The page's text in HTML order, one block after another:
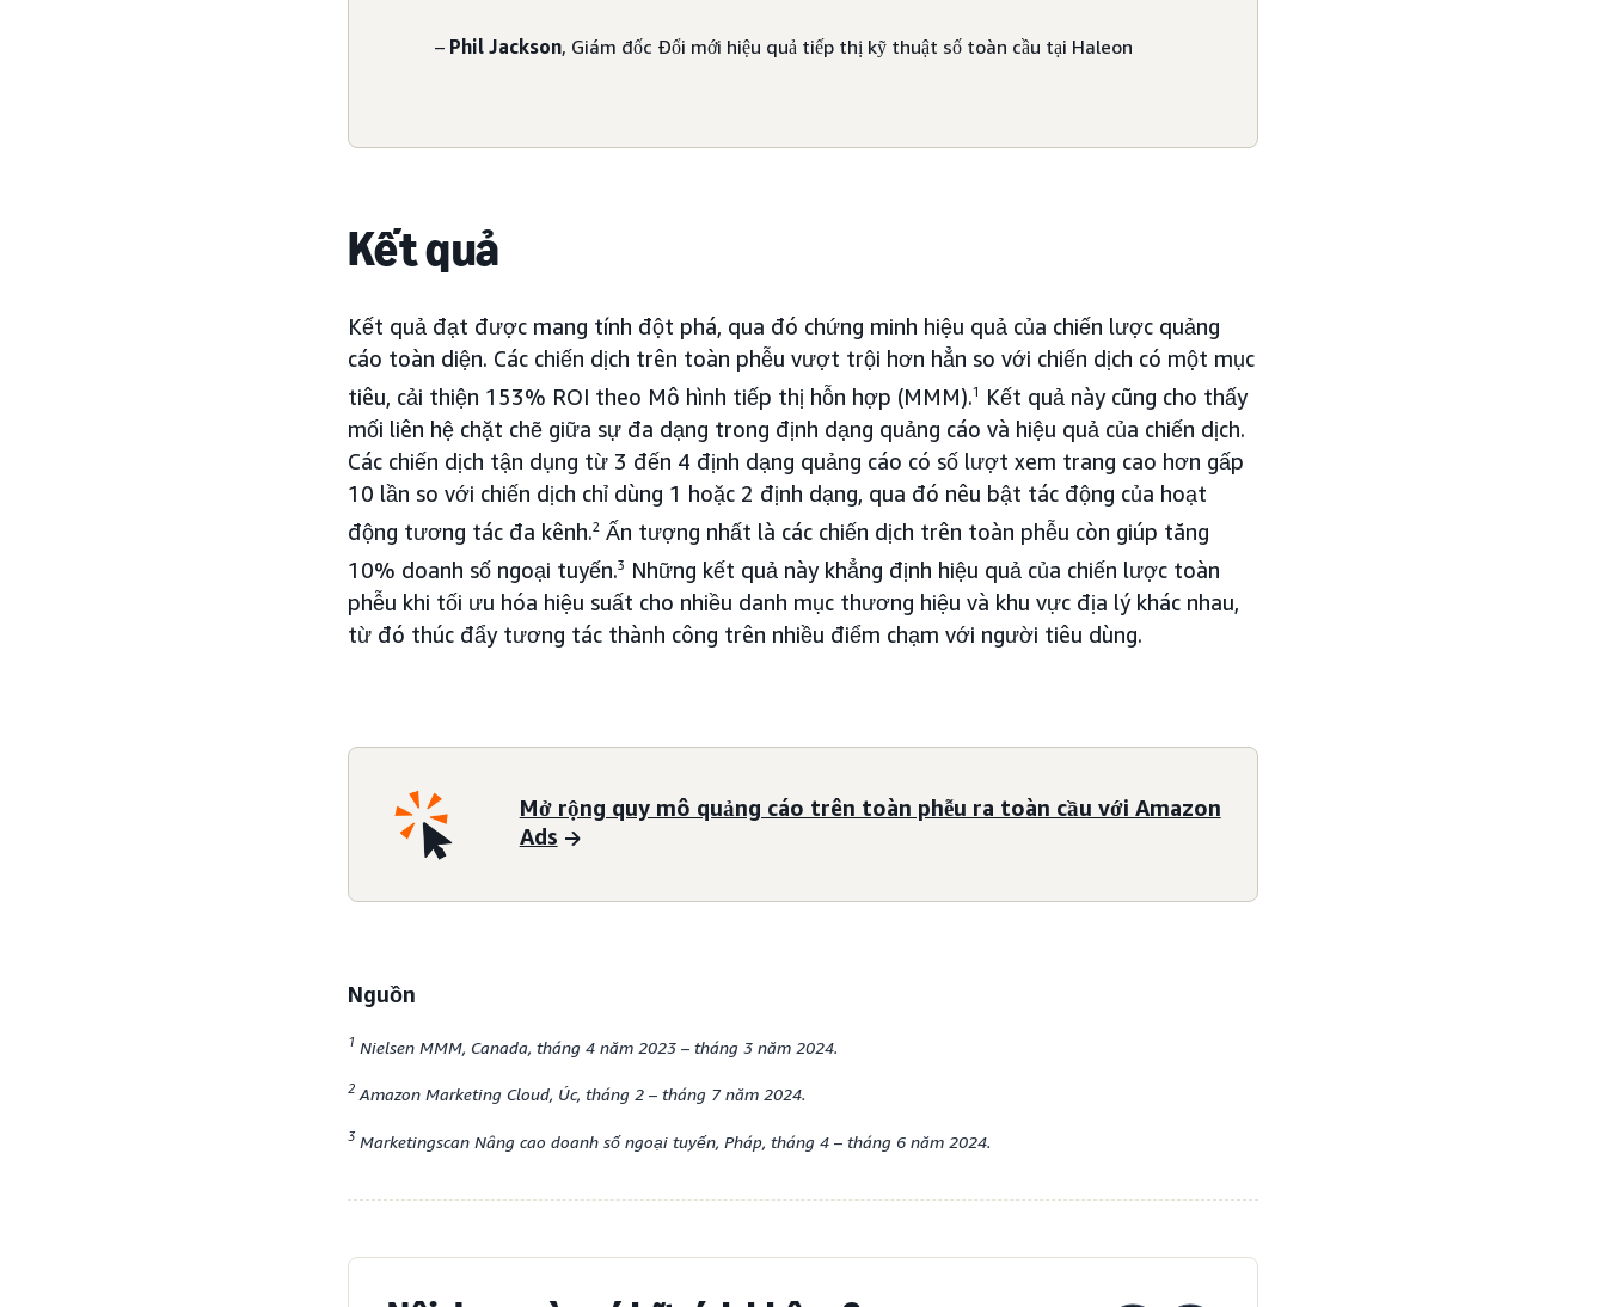
– Phil Jackson, Giám đốc Đổi mới hiệu quả tiếp thị kỹ thuật số toàn cầu tại Haleon
Kết quả
Kết quả đạt được mang tính đột phá, qua đó chứng minh hiệu quả của chiến lược quảng
cáo toàn diện. Các chiến dịch trên toàn phễu vượt trội hơn hẳn so với chiến dịch có một mục
tiêu, cải thiện 153% ROI theo Mô hình tiếp thị hỗn hợp (MMM).1
Kết quả này cũng cho thấy
mối liên hệ chặt chẽ giữa sự đa dạng trong định dạng quảng cáo và hiệu quả của chiến dịch.
Các chiến dịch tận dụng từ 3 đến 4 định dạng quảng cáo có số lượt xem trang cao hơn gấp
10 lần so với chiến dịch chỉ dùng 1 hoặc 2 định dạng, qua đó nêu bật tác động của hoạt
động tương tác đa kênh.2 Ấn tượng nhất là các chiến dịch trên toàn phễu còn giúp tăng
10% doanh số ngoại tuyến.3
Những kết quả này khẳng định hiệu quả của chiến lược toàn
phễu khi tối ưu hóa hiệu suất cho nhiều danh mục thương hiệu và khu vực địa lý khác nhau,
từ đó thúc đẩy tương tác thành công trên nhiều điểm chạm với người tiêu dùng.
Mở rộng quy mô quảng cáo trên toàn phễu ra toàn cầu với Amazon
Ads
Nguồn
1 Nielsen MMM, Canada, tháng 4 năm 2023 – tháng 3 năm 2024.
2 Amazon Marketing Cloud, Úc, tháng 2 – tháng 7 năm 2024.
3 Marketingscan Nâng cao doanh số ngoại tuyến, Pháp, tháng 4 – tháng 6 năm 2024.